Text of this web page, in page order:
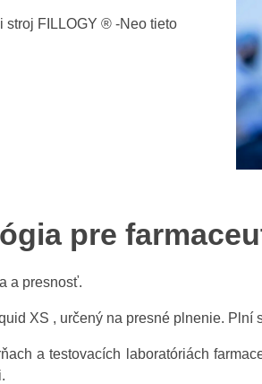
stroj FILLOGY ® -Neo tieto
pre
a presnosť.
XS , určený na presné plnenie. Plní
a testovacích laboratóriách